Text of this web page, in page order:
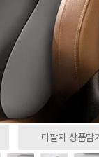
다팔자 상품담